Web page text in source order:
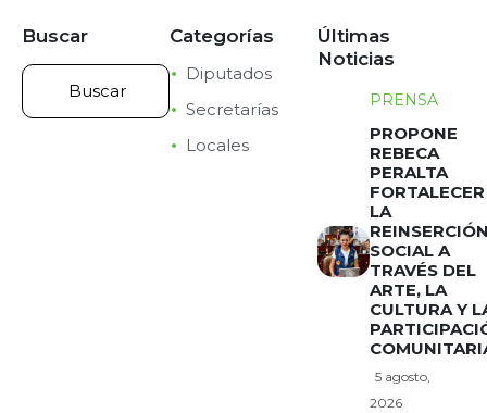
Buscar Categorías
Diputados
Secretarías
Locales
Últimas
Noticias
PRENSA
PROPONE
REBECA
PERALTA
FORTALECER
LA
SOCIAL A
TRAVÉS DEL
ARTE, LA
CULTURA Y
5 agosto,
2026